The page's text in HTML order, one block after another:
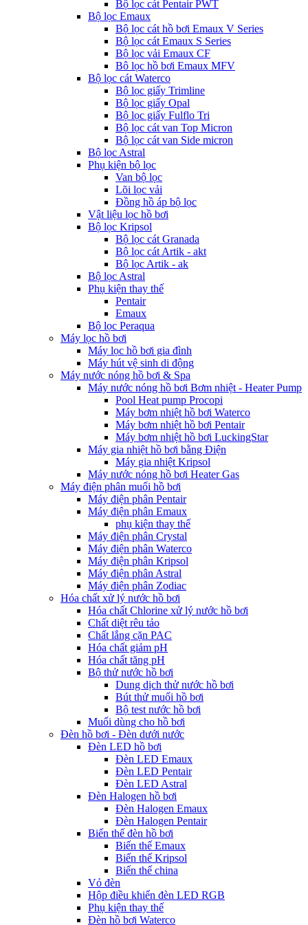
Bộ lọc cát Pentair PWT
Bộ lọc Emaux
Bộ lọc cát hồ bơi Emaux V Series
Bộ lọc cát Emaux S Series
Bộ lọc vải Emaux CF
Bô lọc hồ bơi Emaux MFV
Bộ lọc cát Waterco
Bộ lọc giấy Trimline
Bộ lọc giấy Opal
Bộ lọc giấy Fulflo Tri
Bộ lọc cát van Top Micron
Bộ lọc cát van Side micron
Bộ lọc Astral
Phụ kiện bộ lọc
Van bộ lọc
Lõi lọc vải
Đồng hồ áp bộ lọc
Vật liệu lọc hồ bơi
Bộ lọc Kripsol
Bộ lọc cát Granada
Bộ lọc cát Artik - akt
Bộ lọc Artik - ak
Bộ lọc Astral
Phụ kiện thay thế
Pentair
Emaux
Bộ lọc Peraqua
Máy lọc hồ bơi
Máy lọc hồ bơi gia đình
Máy hút vệ sinh di động
Máy nước nóng hồ bơi & Spa
Máy nước nóng hồ bơi Bơm nhiệt - Heater Pump
Pool Heat pump Procopi
Máy bơm nhiệt hồ bơi Waterco
Máy bơm nhiệt hồ bơi Pentair
Máy bơm nhiệt hồ bơi LuckingStar
Máy gia nhiệt hồ bơi bằng Điện
Máy gia nhiệt Kripsol
Máy nước nóng hồ bơi Heater Gas
Máy điện phân muối hồ bơi
Máy điện phân Pentair
Máy điện phân Emaux
phụ kiện thay thế
Máy điện phân Crystal
Máy điện phân Waterco
Máy điện phân Kripsol
Máy điện phân Astral
Máy điện phân Zodiac
Hóa chất xử lý nước hồ bơi
Hóa chất Chlorine xử lý nước hồ bơi
Chất diệt rêu tảo
Chất lắng cặn PAC
Hóa chất giảm pH
Hóa chất tăng pH
Bộ thử nước hồ bơi
Dung dịch thử nước hồ bơi
Bút thử muối hồ bơi
Bộ test nước hồ bơi
Muối dùng cho hồ bơi
Đèn hồ bơi - Đèn dưới nước
Đèn LED hồ bơi
Đèn LED Emaux
Đèn LED Pentair
Đèn LED Astral
Đèn Halogen hồ bơi
Đèn Halogen Emaux
Đèn Halogen Pentair
Biến thế đèn hồ bơi
Biến thế Emaux
Biến thế Kripsol
Biến thế china
Vỏ đèn
Hộp điều khiển đèn LED RGB
Phụ kiện thay thế
Đèn hồ bơi Waterco